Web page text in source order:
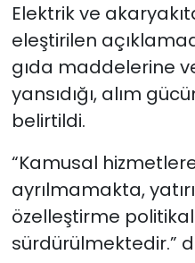
Elektrik ve
eleştirilen
gıda maddelerine
yansıdığı, alım
belirtildi.
“Kamusal
ayrılmamakta,
özelleştirme
sürdürülmektedir.”